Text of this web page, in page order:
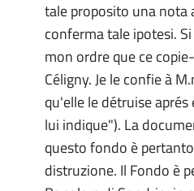
tale proposito una nota
conferma tale ipotesi.
mon ordre que ce
Céligny. Je le confie à
qu'elle le détruise
lui indique"). La
questo fondo è
distruzione. Il Fondo è